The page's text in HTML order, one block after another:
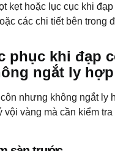
kẹt hoặc lục cục khi
các chi tiết bên trong
phục khi đạp
ngắt ly hợp
nhưng không ngắt ly
vội vàng mà cần kiểm tra